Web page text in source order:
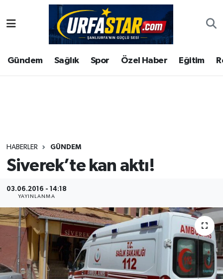
Gündem Sağlık Spor Özel Haber Eğitim
HABERLER GÜNDEM
Siverek’te kan aktı!
03.06.2016 - 14:18
YAYINLANMA
ASAYİS
ÇEVRE
Gündem
Kültür
Magazin
Şanlıurfa Nöbetçi Eczaneler
Şanlıurfa Hava Durumu
Tüm Manşetler
Son Dakika Haberleri
Haber Arşivi